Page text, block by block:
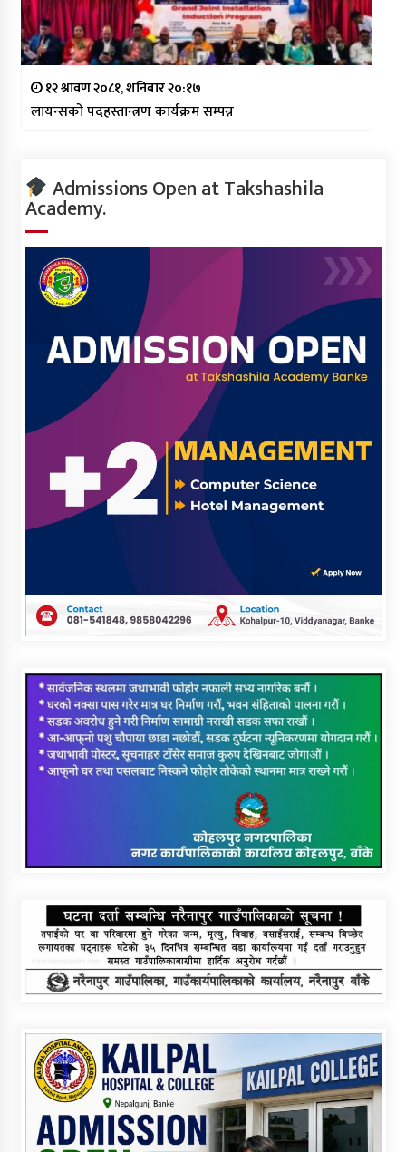
१२ श्रावण २०८१, शनिबार २०:१७
लायन्सको पदहस्तान्त्रण कार्यक्रम सम्पन्न
Admissions Open at Takshashila
Academy.